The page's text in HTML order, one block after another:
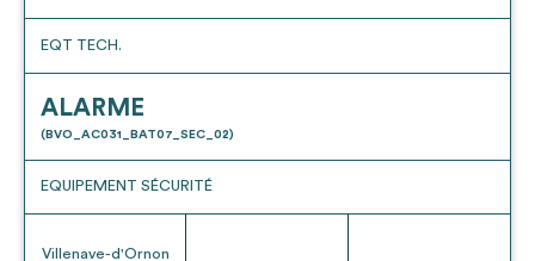
EQT TECH.
ALARME
(BVO_AC031_BAT07_SEC_02)
EQUIPEMENT SÉCURITÉ
Villenave-d'Ornon